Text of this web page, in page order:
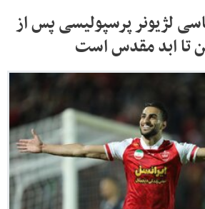
لژیونر پرسپولیسی پس از
تا ابد مقدس است